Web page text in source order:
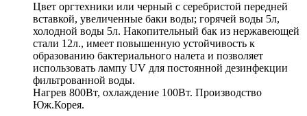
Цвет оргтехники или черный с серебристой передней
вставкой, увеличенные баки воды; горячей воды 5л,
холодной воды 5л. Накопительный бак из нержавеющей
стали 12л., имеет повышенную устойчивость к
образованию бактериального налета и позволяет
использовать лампу UV для постоянной дезинфекции
фильтрованной воды.
Нагрев 800Вт, охлаждение 100Вт. Производство
Юж.Корея.